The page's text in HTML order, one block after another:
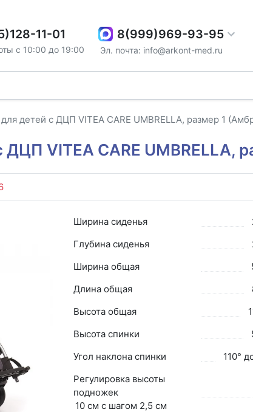
11-01
с 10:00 до 19:00
8(999)969-93-95
Эл. почта: info@arkont-med.ru
детей с ДЦП VITEA CARE UMBRELLA, размер 1
VITEA CARE UMBRELLA,
Ширина сиденья
Глубина сиденья
Ширина общая
Длина общая
Высота общая
Высота спинки
Угол наклона спинки
110°
Регулировка высоты
подножек
10 см с шагом 2,5 см